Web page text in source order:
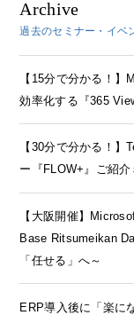
Archive
過去のセミナー・イベ
【15分で分かる！
効率化する『365
【30分で分かる！
ー『FLOW+』ご紹介
【大阪開催】
Base Ritsumeikan
「任せる」へ～
ERP導入後に「楽に